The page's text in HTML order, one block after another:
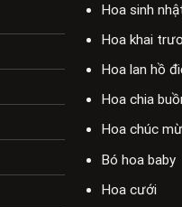
Hoa sinh
Hoa khai
Hoa lan hồ
Hoa chia
Hoa chúc
Bó hoa baby
Hoa cưới